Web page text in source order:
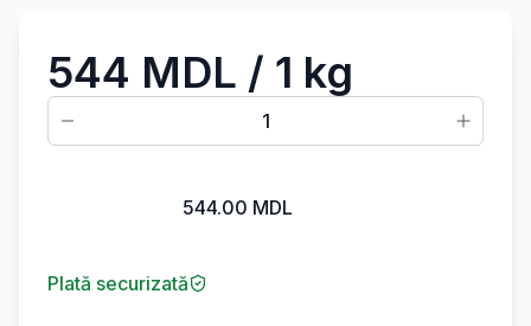
544 MDL / 1 kg
1
544.00 MDL
Plată securizată